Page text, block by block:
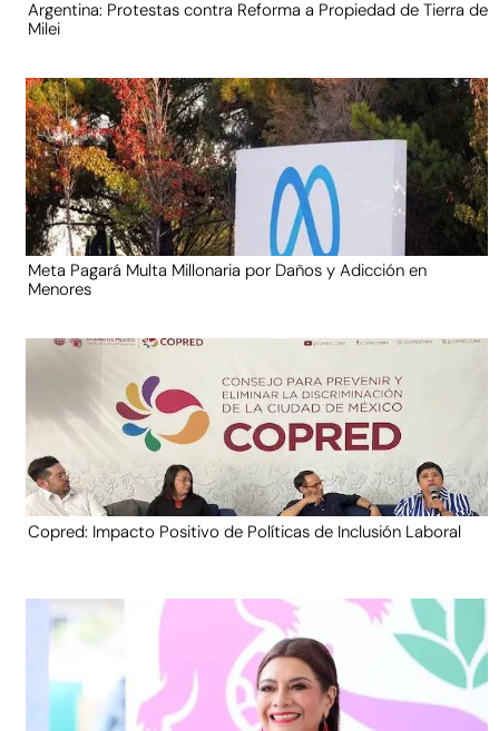
Argentina: Protestas contra Reforma a Propiedad de Tierra de
Milei
Meta Pagará Multa Millonaria por Daños y Adicción en
Menores
Copred: Impacto Positivo de Políticas de Inclusión Laboral